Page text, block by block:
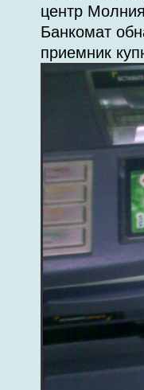
центр
Банкомат
приемник